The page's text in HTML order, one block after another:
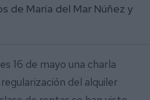
de María del Mar Núñez y
16 de mayo una charla
del alquiler